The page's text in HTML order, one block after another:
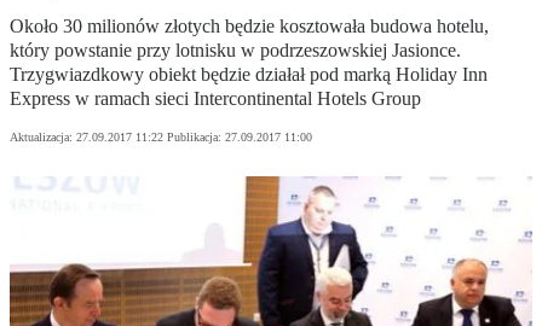
Około 30 milionów złotych będzie kosztowała budowa hotelu,
który powstanie przy lotnisku w podrzeszowskiej Jasionce.
Trzygwiazdkowy obiekt będzie działał pod marką Holiday Inn
Express w ramach sieci Intercontinental Hotels Group
Aktualizacja: 27.09.2017 11:22 Publikacja: 27.09.2017 11:00